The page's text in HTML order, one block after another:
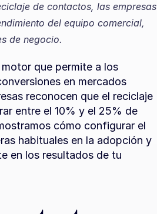
de contactos, las empresas
del equipo comercial,
de negocio.
que permite a los
en mercados
reconocen que el reciclaje
entre el 10% y el 25% de
cómo configurar el
habituales en la adopción y
en los resultados de tu